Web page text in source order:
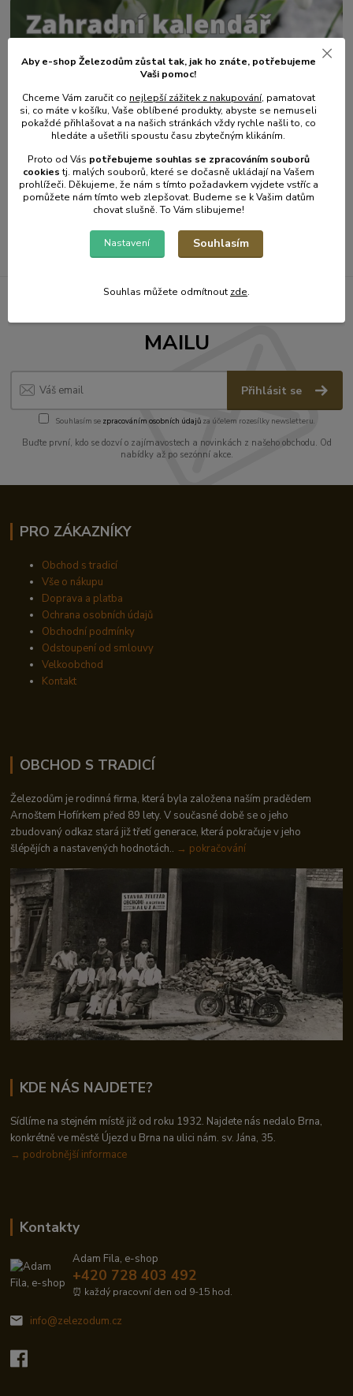
01.2025
Zahradní kalendář - únor.
číst celé
Zobrazit všechny články
MAILU
Přihlásit se
Souhlasím se zpracováním osobních údajůza účelem rozesílky newsletteru.
Buďte první, kdo se dozví o zajímavostech a novinkách z našeho obchodu. Od
nabídky až po sezónní akce.
PRO ZÁKAZNÍKY
Obchod s tradicí
Vše o nákupu
Doprava a platba
Ochrana osobních údajů
Obchodní podmínky
Odstoupení od smlouvy
Velkoobchod
Kontakt
OBCHOD S TRADICÍ
Železodům je rodinná firma, která byla založena naším pradědem
Arnoštem Hofírkem před 89 lety. V současné době se o jeho
zbudovaný odkaz stará již třetí generace, která pokračuje v jeho
šlépějích a nastavených hodnotách.. → pokračování
KDE NÁS NAJDETE?
Sídlíme na stejném místě již od roku 1932. Najdete nás nedalo Brna,
konkrétně ve městě Újezd u Brna na ulici nám. sv. Jána, 35.
→ podrobnější informace
Kontakty
Adam Fila, e-shop
+420 728 403 492
⏰ každý pracovní den od 9-15 hod.
info@zelezodum.cz
Aby e-shop Železodům zůstal tak, jak ho znáte, potřebujeme
Vaši pomoc!
Chceme Vám zaručit co nejlepší zážitek z nakupování, pamatovat
si, co máte v košíku, Vaše oblíbené produkty, abyste se nemuseli
pokaždé přihlašovat a na našich stránkách vždy rychle našli to, co
hledáte a ušetřili spoustu času zbytečným klikáním.
Proto od Vás potřebujeme souhlas se zpracováním souborů
cookiestj. malých souborů, které se dočasně ukládají na Vašem
prohlížeči. Děkujeme, že nám s tímto požadavkem vyjdete vstříc a
pomůžete nám tímto web zlepšovat. Budeme se k Vašim datům
chovat slušně. To Vám slibujeme!
Nastavení Souhlasím
Souhlas můžete odmítnout zde.